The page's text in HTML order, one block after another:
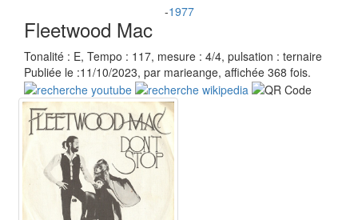
Fleetwood Mac
-1977
Tonalité : E, Tempo : 117, mesure : 4/4, pulsation : ternaire
Publiée le :11/10/2023, par marieange, affichée 368 fois.